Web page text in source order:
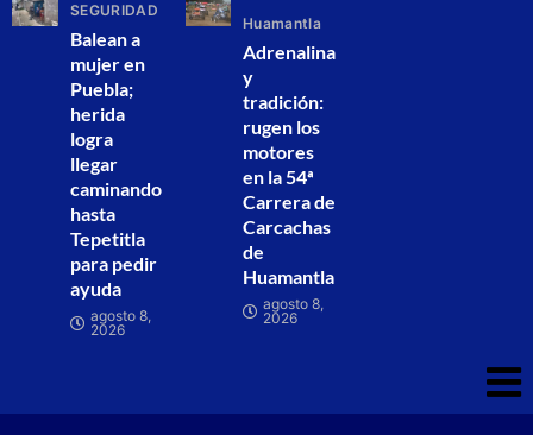
SEGURIDAD
Balean a
mujer en
Puebla;
herida
logra
llegar
caminando
hasta
Tepetitla
para pedir
ayuda
agosto 8,
2026
Huamantla
Adrenalina
y
tradición:
rugen los
motores
en la 54ª
Carrera de
Carcachas
de
Huamantla
agosto 8,
2026